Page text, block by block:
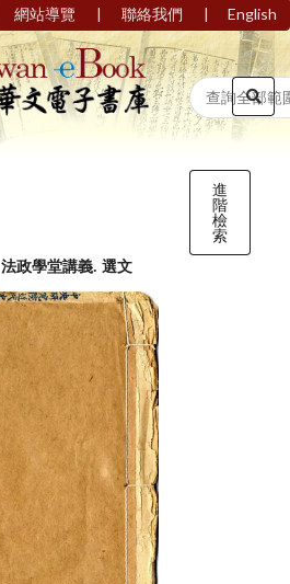
網站導覽 | 聯絡我們 | English
進
階
檢
索
法政學堂講義. 選文